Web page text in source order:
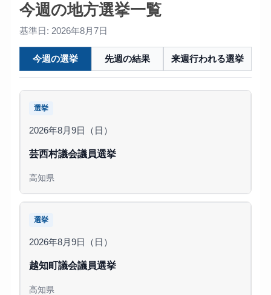
今週の地方選挙一覧
基準日: 2026年8月7日
今週の選挙 先週の結果 来週行われる選挙
選挙
2026年8月9日（日）
芸西村議会議員選挙
高知県
選挙
2026年8月9日（日）
越知町議会議員選挙
高知県